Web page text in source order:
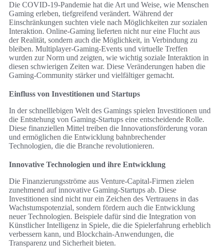
Die COVID-19-Pandemie hat die Art und Weise, wie Menschen
Gaming erleben, tiefgreifend verändert. Während der
Einschränkungen suchten viele nach Möglichkeiten zur sozialen
Interaktion. Online-Gaming lieferten nicht nur eine Flucht aus
der Realität, sondern auch die Möglichkeit, in Verbindung zu
bleiben. Multiplayer-Gaming-Events und virtuelle Treffen
wurden zur Norm und zeigten, wie wichtig soziale Interaktion in
diesen schwierigen Zeiten war. Diese Veränderungen haben die
Gaming-Community stärker und vielfältiger gemacht.
Einfluss von Investitionen und Startups
In der schnelllebigen Welt des Gamings spielen Investitionen und
die Entstehung von Gaming-Startups eine entscheidende Rolle.
Diese finanziellen Mittel treiben die Innovationsförderung voran
und ermöglichen die Entwicklung bahnbrechender
Technologien, die die Branche revolutionieren.
Innovative Technologien und ihre Entwicklung
Die Finanzierungsströme aus Venture-Capital-Firmen zielen
zunehmend auf innovative Gaming-Startups ab. Diese
Investitionen sind nicht nur ein Zeichen des Vertrauens in das
Wachstumspotenzial, sondern fördern auch die Entwicklung
neuer Technologien. Beispiele dafür sind die Integration von
Künstlicher Intelligenz in Spiele, die die Spielerfahrung erheblich
verbessern kann, und Blockchain-Anwendungen, die
Transparenz und Sicherheit bieten.